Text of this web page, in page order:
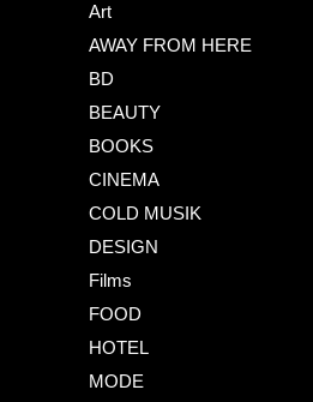
Art
AWAY FROM HERE
BD
BEAUTY
BOOKS
CINEMA
COLD MUSIK
DESIGN
Films
FOOD
HOTEL
MODE